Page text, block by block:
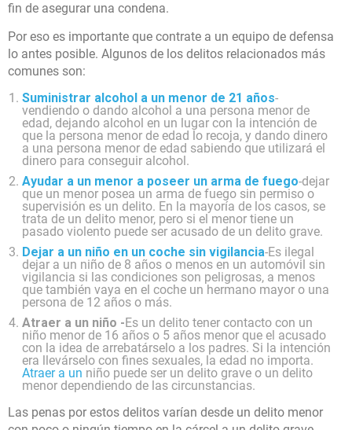
fin de asegurar una condena.
Por eso es importante que contrate a un equipo de defensa
lo antes posible. Algunos de los delitos relacionados más
comunes son:
Suministrar alcohol a un menor de 21 años-
vendiendo o dando alcohol a una persona menor de
edad, dejando alcohol en un lugar con la intención de
que la persona menor de edad lo recoja, y dando dinero
a una persona menor de edad sabiendo que utilizará el
dinero para conseguir alcohol.
Ayudar a un menor a poseer un arma de fuego-dejar
que un menor posea un arma de fuego sin permiso o
supervisión es un delito. En la mayoría de los casos, se
trata de un delito menor, pero si el menor tiene un
pasado violento puede ser acusado de un delito grave.
Dejar a un niño en un coche sin vigilancia-Es ilegal
dejar a un niño de 8 años o menos en un automóvil sin
vigilancia si las condiciones son peligrosas, a menos
que también vaya en el coche un hermano mayor o una
persona de 12 años o más.
Atraer a un niño -Es un delito tener contacto con un
niño menor de 16 años o 5 años menor que el acusado
con la idea de arrebatárselo a los padres. Si la intención
era llevárselo con fines sexuales, la edad no importa.
Atraer a un niño puede ser un delito grave o un delito
menor dependiendo de las circunstancias.
Las penas por estos delitos varían desde un delito menor